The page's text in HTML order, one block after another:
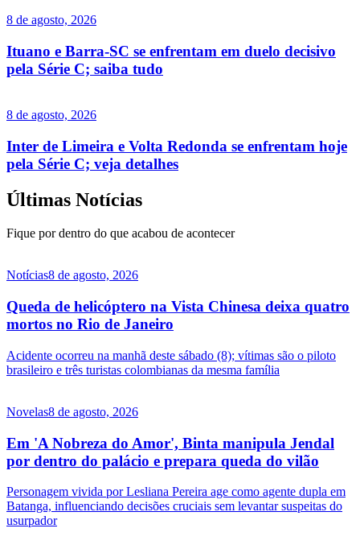
8 de agosto, 2026
Ituano e Barra-SC se enfrentam em duelo decisivo
pela Série C; saiba tudo
8 de agosto, 2026
Inter de Limeira e Volta Redonda se enfrentam hoje
pela Série C; veja detalhes
Últimas Notícias
Fique por dentro do que acabou de acontecer
Notícias8 de agosto, 2026
Queda de helicóptero na Vista Chinesa deixa quatro
mortos no Rio de Janeiro
Acidente ocorreu na manhã deste sábado (8); vítimas são o piloto
brasileiro e três turistas colombianas da mesma família
Novelas8 de agosto, 2026
Em 'A Nobreza do Amor', Binta manipula Jendal
por dentro do palácio e prepara queda do vilão
Personagem vivida por Lesliana Pereira age como agente dupla em
Batanga, influenciando decisões cruciais sem levantar suspeitas do
usurpador